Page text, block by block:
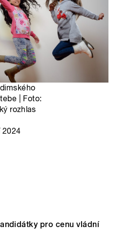
| Foto:
rozhlas
2024
pro cenu vládní